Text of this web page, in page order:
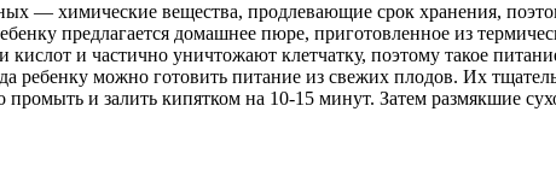
— химические вещества, продлевающие срок хранения,
предлагается домашнее пюре, приготовленное из
и частично уничтожают клетчатку, поэтому такое
ребенку можно готовить питание из свежих плодов. Их
и залить кипятком на 10-15 минут. Затем размякшие